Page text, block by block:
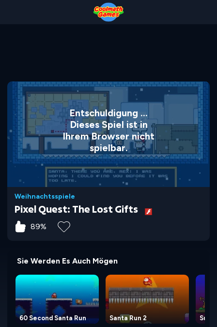
Entschuldigung ...
Dieses Spiel ist in
Ihrem Browser nicht
spielbar.
Weihnachtsspiele
Pixel Quest: The Lost Gifts
89%
Sie Werden Es Auch Mögen
60 Second Santa Run Santa Run 2